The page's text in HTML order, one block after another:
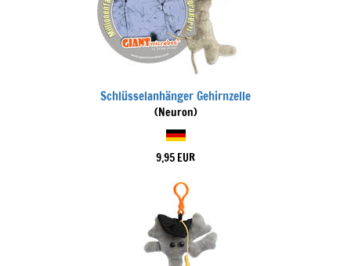
Schlüsselanhänger Gehirnzelle
(Neuron)
9,95 EUR